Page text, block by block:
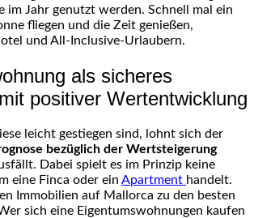
im Jahr genutzt werden. Schnell mal ein
fliegen und die Zeit genießen,
und All-Inclusive-Urlaubern.
als sicheres
positiver Wertentwicklung
leicht gestiegen sind, lohnt sich der
bezüglich der Wertsteigerung
Dabei spielt es im Prinzip keine
eine Finca oder ein Apartment handelt.
Immobilien auf Mallorca zu den besten
sich eine Eigentumswohnungen kaufen